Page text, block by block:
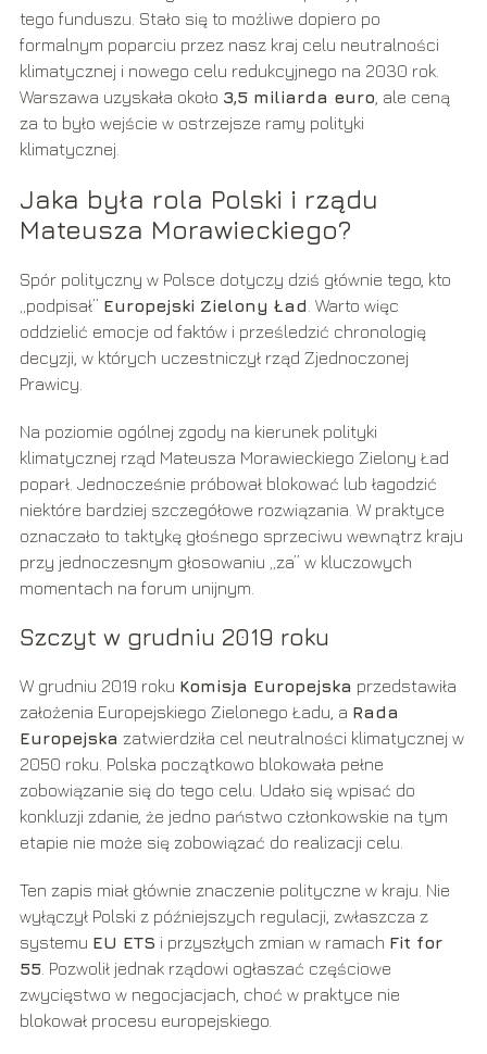
tego funduszu. Stało się to możliwe dopiero po
formalnym poparciu przez nasz kraj celu neutralności
klimatycznej i nowego celu redukcyjnego na 2030 rok.
Warszawa uzyskała około 3,5 miliarda euro , ale ceną
za to było wejście w ostrzejsze ramy polityki
klimatycznej.
Jaka była rola Polski i rządu
Mateusza Morawieckiego?
Spór polityczny w Polsce dotyczy dziś głównie tego, kto
„podpisał” Europejski Zielony Ład . Warto więc
oddzielić emocje od faktów i prześledzić chronologię
decyzji, w których uczestniczył rząd Zjednoczonej
Prawicy.
Na poziomie ogólnej zgody na kierunek polityki
klimatycznej rząd Mateusza Morawieckiego Zielony Ład
poparł. Jednocześnie próbował blokować lub łagodzić
niektóre bardziej szczegółowe rozwiązania. W praktyce
oznaczało to taktykę głośnego sprzeciwu wewnątrz kraju
przy jednoczesnym głosowaniu „za” w kluczowych
momentach na forum unijnym.
Szczyt w grudniu 2019 roku
W grudniu 2019 roku Komisja Europejska przedstawiła
założenia Europejskiego Zielonego Ładu, a Rada
Europejska zatwierdziła cel neutralności klimatycznej w
2050 roku. Polska początkowo blokowała pełne
zobowiązanie się do tego celu. Udało się wpisać do
konkluzji zdanie, że jedno państwo członkowskie na tym
etapie nie może się zobowiązać do realizacji celu.
Ten zapis miał głównie znaczenie polityczne w kraju. Nie
wyłączył Polski z późniejszych regulacji, zwłaszcza z
systemu EU ETS i przyszłych zmian w ramach Fit for
55. Pozwolił jednak rządowi ogłaszać częściowe
zwycięstwo w negocjacjach, choć w praktyce nie
blokował procesu europejskiego.